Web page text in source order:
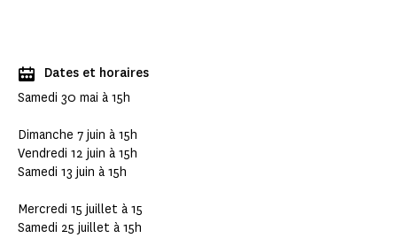
Dates et horaires
Samedi 30 mai à 15h
Dimanche 7 juin à 15h
Vendredi 12 juin à 15h
Samedi 13 juin à 15h
Mercredi 15 juillet à 15
Samedi 25 juillet à 15h